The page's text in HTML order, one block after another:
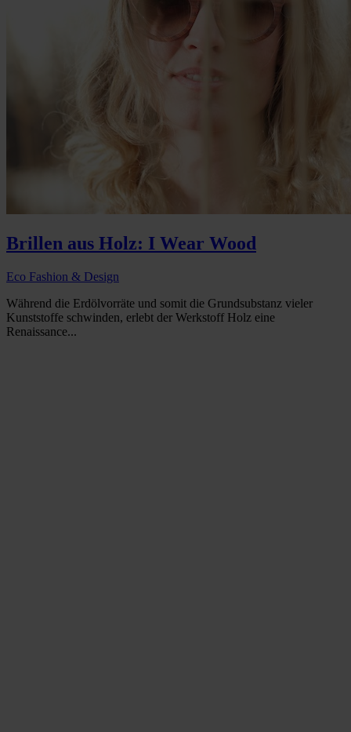
Brillen aus Holz: I Wear Wood
Eco Fashion & Design
Während die Erdölvorräte und somit die Grundsubstanz vieler
Kunststoffe schwinden, erlebt der Werkstoff Holz eine
Renaissance...